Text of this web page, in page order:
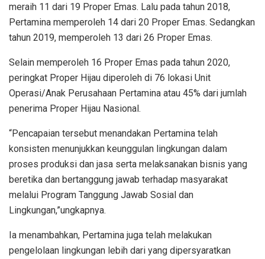
meraih 11 dari 19 Proper Emas. Lalu pada tahun 2018,
Pertamina memperoleh 14 dari 20 Proper Emas. Sedangkan
tahun 2019, memperoleh 13 dari 26 Proper Emas.
Selain memperoleh 16 Proper Emas pada tahun 2020,
peringkat Proper Hijau diperoleh di 76 lokasi Unit
Operasi/Anak Perusahaan Pertamina atau 45% dari jumlah
penerima Proper Hijau Nasional.
“Pencapaian tersebut menandakan Pertamina telah
konsisten menunjukkan keunggulan lingkungan dalam
proses produksi dan jasa serta melaksanakan bisnis yang
beretika dan bertanggung jawab terhadap masyarakat
melalui Program Tanggung Jawab Sosial dan
Lingkungan,”ungkapnya.
Ia menambahkan, Pertamina juga telah melakukan
pengelolaan lingkungan lebih dari yang dipersyaratkan